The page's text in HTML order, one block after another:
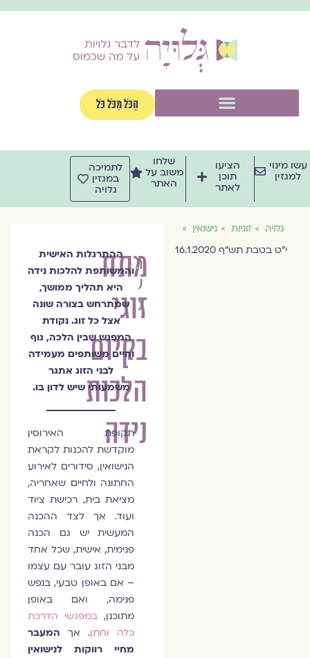
הַכֹּל מִכֹּל כֹּל
מינוי
למגזין
הציעו
תוכן
לאתר
שלחו
משוב על
האתר
לתמיכה
במגזין
גלויה
גלויה זוגיות נישואין
י"ט בטבת תש"ף 16.1.2020
מתח
זוגי
בקיום
הלכות
נידה
הרבנית
שרה
סגל־כץ
ההתרגלות האישית
והמשותפת להלכות נידה
היא תהליך ממושך,
שמתרחש בצורה שונה
אצל כל זוג. נקודת
המפגש שבין הלכה, גוף
וחיים משותפים מעמידה
לבני הזוג אתגר
משמעותי שיש לדון בו.
תקופת האירוסין
מוקדשת להכנות לקראת
הנישואין, סידורים לאירוע
החתונה ולחיים שאחריה,
מציאת בית, רכישת ציוד
ועוד. אך לצד ההכנה
המעשית יש גם הכנה
פנימית, אישית, שכל אחד
מבני הזוג עובר עם עצמו
– אם באופן טבעי, בנפש
פנימה, ואם באופן
מתוכנן,במפגשי הדרכת
כלה וחתן. אך המעבר
מחיי רווקות לנישואין